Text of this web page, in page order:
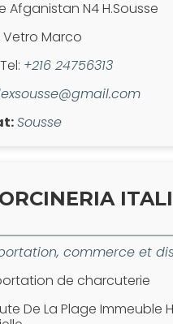
Afganistan N4 H.Sousse
Vetro Marco
Tel: +216 24756313
Sousse
commerce et
de charcuterie
De La Plage Immeuble